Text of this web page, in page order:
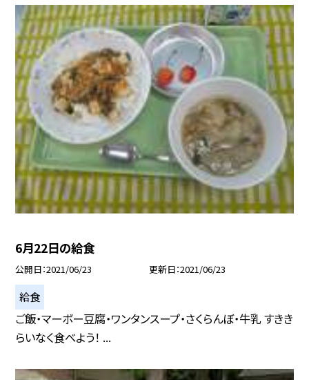
6月22日の給食
公開日 2021/06/23 更新日 2021/06/23
給食
ご飯・マーボー豆腐・ワンタンスープ・さくらんぼ・牛乳 すきき
らいなく食べよう！ ...